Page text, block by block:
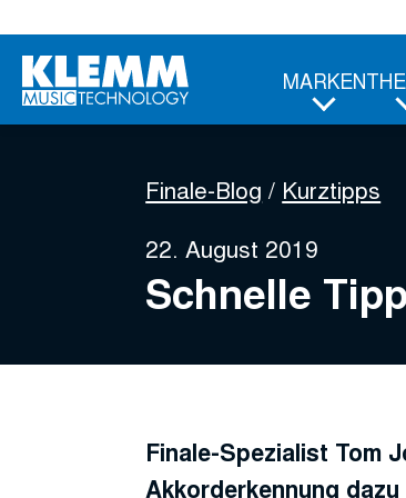
Hauptinhalt
MARKEN
Finale-Blog
Kurztipps
22. August 2019
Schnelle
Finale-Spezialist Tom
Akkorderkennung